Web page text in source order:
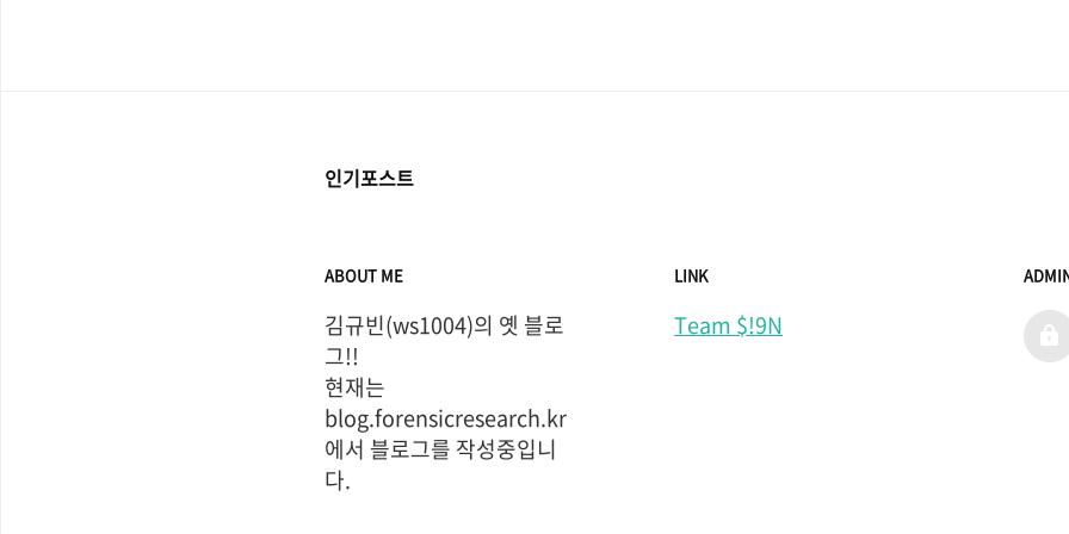
인기포스트
ABOUT ME
김규빈(ws1004)의 옛 블로
그!!
현재는
blog.forensicresearch.kr
에서 블로그를 작성중입니
다.
LINK
Team $!9N